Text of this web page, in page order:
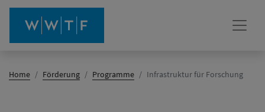
Home Förderung Programme Infrastruktur für Forschung(Aktiv)